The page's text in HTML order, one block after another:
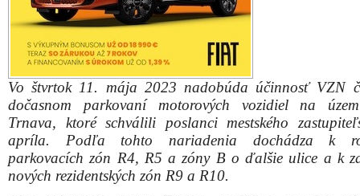
Vo štvrtok 11. mája 2023 nadobúda účinnosť VZN
dočasnom parkovaní motorových vozidiel na
Trnava, ktoré schválili poslanci mestského
apríla. Podľa tohto nariadenia dochádza k
parkovacích zón R4, R5 a zóny B o ďalšie ulice a k
nových rezidentských zón R9 a R10.